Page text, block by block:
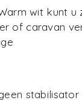
wit kunt
of caravan